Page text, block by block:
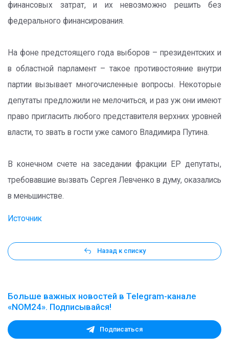
финансовых затрат, и их невозможно решить без
федерального финансирования.
На фоне предстоящего года выборов – президентских и
в областной парламент – такое противостояние внутри
партии вызывает многочисленные вопросы. Некоторые
депутаты предложили не мелочиться, и раз уж они имеют
право пригласить любого представителя верхних уровней
власти, то звать в гости уже самого Владимира Путина.
В конечном счете на заседании фракции ЕР депутаты,
требовавшие вызвать Сергея Левченко в думу, оказались
в меньшинстве.
Источник
Назад к списку
Больше важных новостей в Telegram-канале
«NOM24». Подписывайся!
Подписаться